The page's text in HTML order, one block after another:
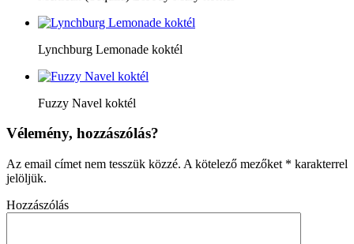
Lynchburg Lemonade koktél
Fuzzy Navel koktél
Vélemény, hozzászólás?
Az email címet nem tesszük közzé. A kötelező mezőket * karakterrel
jelöljük.
Hozzászólás